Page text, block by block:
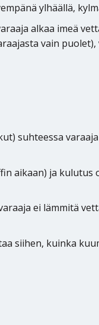
ylhäällä,
alkaa imeä
vain puolet),
suhteessa
aikaan) ja kulutus
ei lämmitä
siihen, kuinka